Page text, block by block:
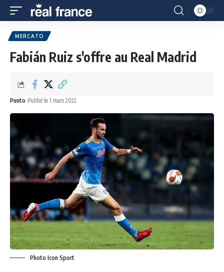
MERCATO
Fabián Ruiz s'offre au Real Madrid
Punto Publié le 1 mars 2022
Photo Icon Sport